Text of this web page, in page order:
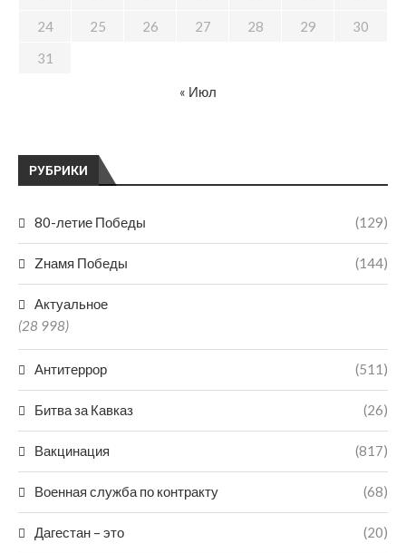
РУБРИКИ
80-летие Победы (129)
Zнамя Победы (144)
Актуальное
(28 998)
Антитеррор (511)
Битва за Кавказ (26)
Вакцинация (817)
Военная служба по контракту (68)
Дагестан – это (20)
24
25 26 27 28 29
30
31
« Июл